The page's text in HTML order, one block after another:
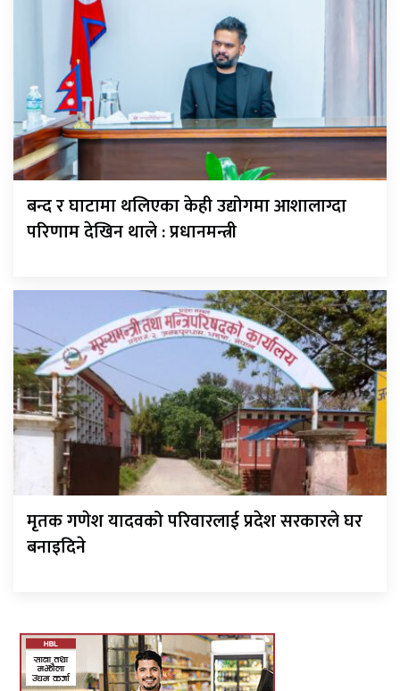
बन्द र घाटामा थलिएका केही उद्योगमा आशालाग्दा
परिणाम देखिन थाले : प्रधानमन्त्री
मृतक गणेश यादवको परिवारलाई प्रदेश सरकारले घर
बनाइदिने